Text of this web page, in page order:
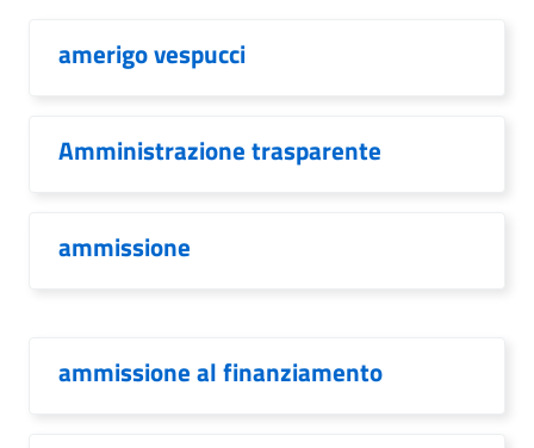
amerigo vespucci
Amministrazione trasparente
ammissione
ammissione al finanziamento